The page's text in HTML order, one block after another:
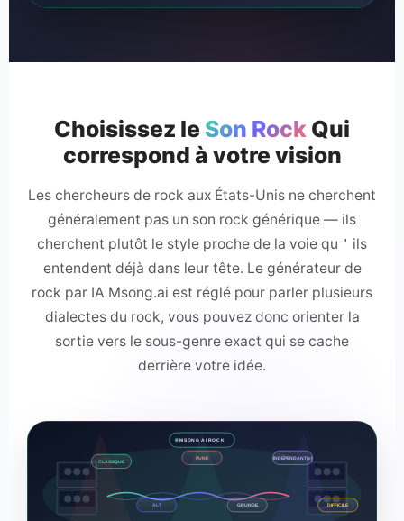
Choisissez le Son Rock Qui
correspond à votre vision
Les chercheurs de rock aux États-Unis ne cherchent
généralement pas un son rock générique — ils
cherchent plutôt le style proche de la voie qu＇ils
entendent déjà dans leur tête. Le générateur de
rock par IA Msong.ai est réglé pour parler plusieurs
dialectes du rock, vous pouvez donc orienter la
sortie vers le sous-genre exact qui se cache
derrière votre idée.
CLASSIQUE
ALT
PUNK
GRUNGE
INDÉPENDANT(e)
DIFFICILE
MSONG AI ROCK